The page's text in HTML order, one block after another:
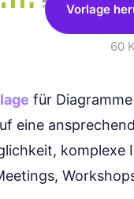
Vorlage
60
für
eine